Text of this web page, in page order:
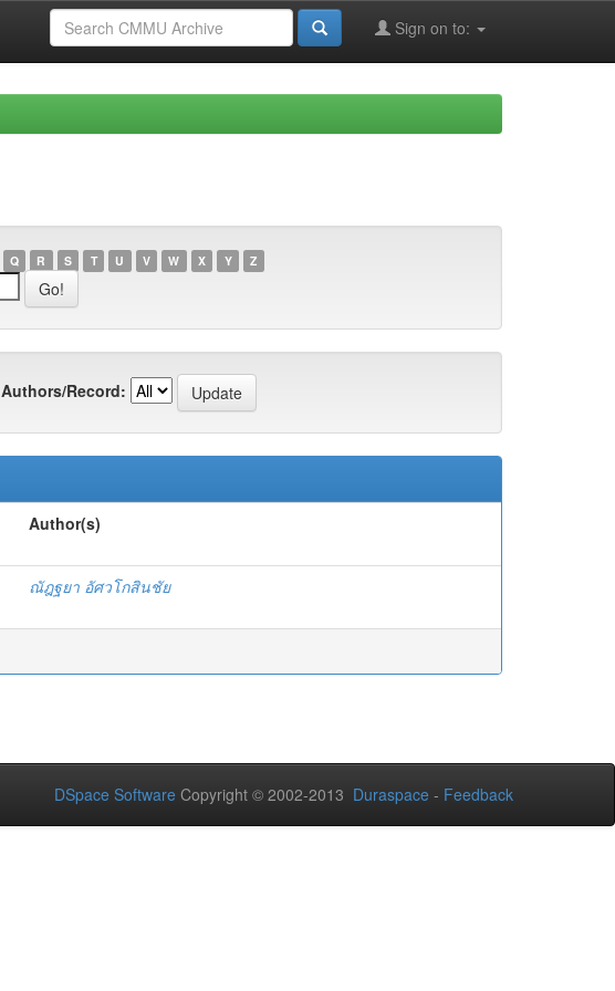
Sign on to:
Q R S T U V W X Y Z
Authors/Record:
Author(s)
ณัฎฐยา อัศวโกสินชัย
DSpace Software Copyright © 2002-2013 Duraspace - Feedback